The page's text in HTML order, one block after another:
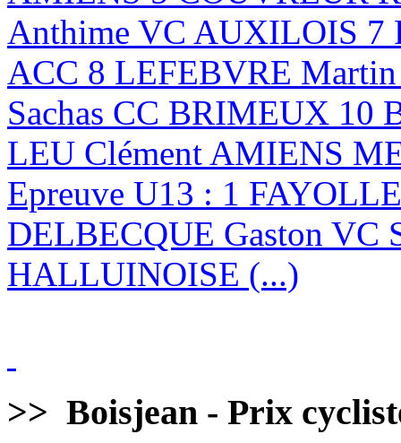
Anthime VC AUXILOIS 7
ACC 8 LEFEBVRE
Sachas CC BRIMEUX 10
LEU Clément AMIENS
Epreuve U13 : 1
DELBECQUE Gaston VC
HALLUINOISE (...)
>> Boisjean - Prix